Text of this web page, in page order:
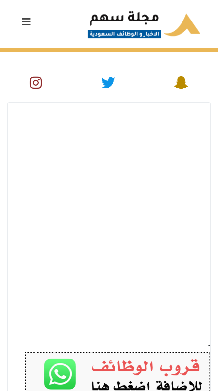
-
-